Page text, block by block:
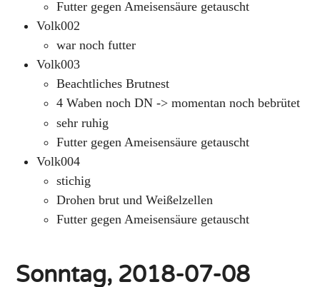
Futter gegen Ameisensäure getauscht
Volk002
war noch futter
Volk003
Beachtliches Brutnest
4 Waben noch DN -> momentan noch bebrütet
sehr ruhig
Futter gegen Ameisensäure getauscht
Volk004
stichig
Drohen brut und Weißelzellen
Futter gegen Ameisensäure getauscht
Sonntag, 2018-07-08